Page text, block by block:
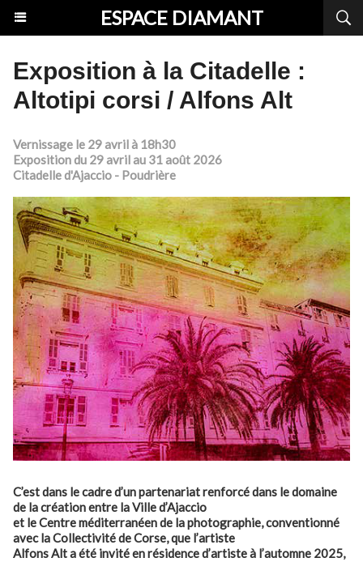
ESPACE DIAMANT
Exposition à la Citadelle :
Altotipi corsi / Alfons Alt
Vernissage le 29 avril à 18h30
Exposition du 29 avril au 31 août 2026
Citadelle d'Ajaccio - Poudrière
C’est dans le cadre d’un partenariat renforcé dans le domaine
de la création entre la Ville d’Ajaccio
et le Centre méditerranéen de la photographie, conventionné
avec la Collectivité de Corse, que l’artiste
Alfons Alt a été invité en résidence d’artiste à l’automne 2025,